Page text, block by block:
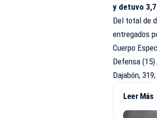
y detuvo
Del total de
entregados
Cuerpo
Defensa
Dajabón,
Leer Más